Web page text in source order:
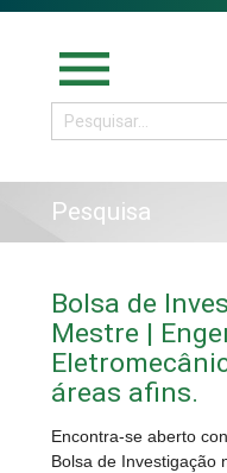
menu
Pesquisa
Bolsa de
Mestre |
áreas afins.
Encontra-se aberto
Bolsa de Investigação